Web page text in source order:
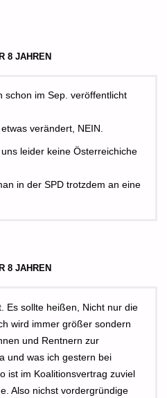
8 JAHREN
schon im Sep. veröffentlicht
verändert, NEIN.
leider keine Österreichiche
in der SPD trotzdem an eine
8 JAHREN
Es sollte heißen, Nicht nur die
wird immer größer sondern
und Rentnern zur
und was ich gestern bei
ist im Koalitionsvertrag zuviel
Also nichst vordergründige